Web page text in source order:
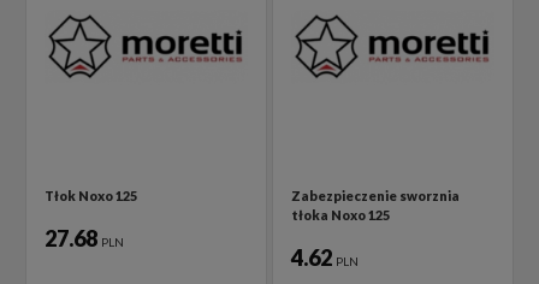
Tłok Noxo 125
27.68 PLN
Zabezpieczenie sworznia
tłoka Noxo 125
4.62 PLN